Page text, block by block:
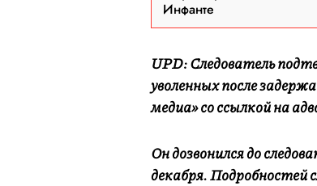
Инфанте
UPD: Следователь
уволенных после
медиа» со ссылкой на
Он дозвонился до
декабря. Подробностей